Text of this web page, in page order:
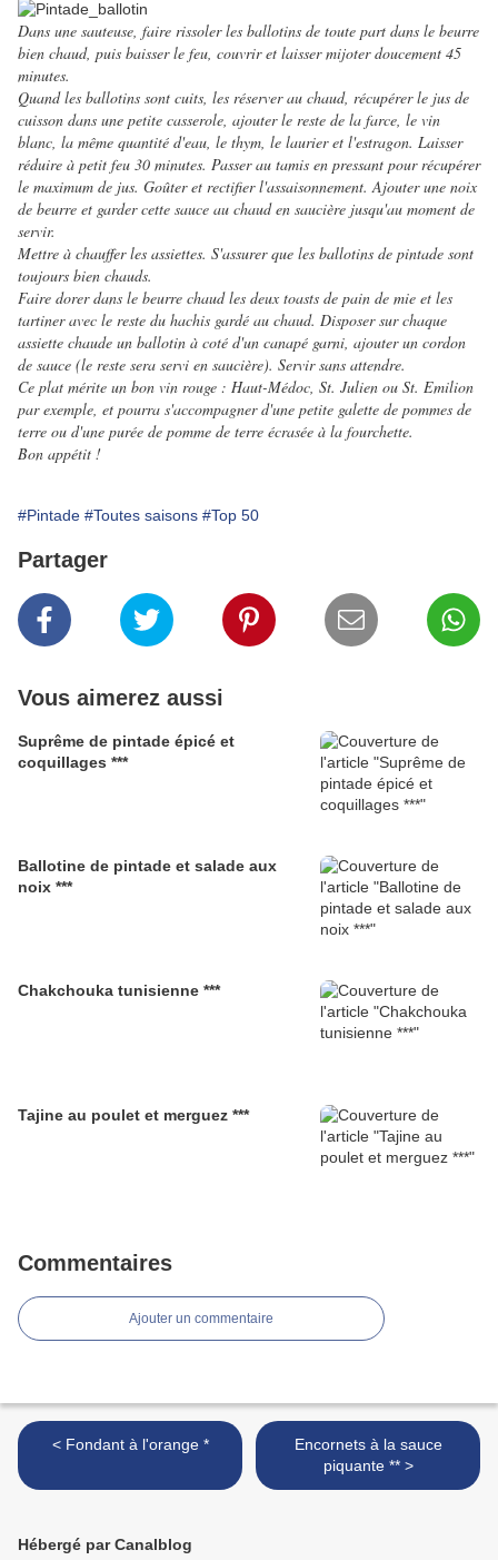
Dans une sauteuse, faire rissoler les ballotins de toute part dans le beurre
bien chaud, puis baisser le feu, couvrir et laisser mijoter doucement 45
minutes.
Quand les ballotins sont cuits, les réserver au chaud, récupérer le jus de
cuisson dans une petite casserole, ajouter le reste de la farce, le vin
blanc, la même quantité d'eau, le thym, le laurier et l'estragon. Laisser
réduire à petit feu 30 minutes. Passer au tamis en pressant pour récupérer
le maximum de jus. Goûter et rectifier l'assaisonnement. Ajouter une noix
de beurre et garder cette sauce au chaud en saucière jusqu'au moment de
servir.
Mettre à chauffer les assiettes. S'assurer que les ballotins de pintade sont
toujours bien chauds.
Faire dorer dans le beurre chaud les deux toasts de pain de mie et les
tartiner avec le reste du hachis gardé au chaud. Disposer sur chaque
assiette chaude un ballotin à coté d'un canapé garni, ajouter un cordon
de sauce (le reste sera servi en saucière). Servir sans attendre.
Ce plat mérite un bon vin rouge : Haut-Médoc, St. Julien ou St. Emilion
par exemple, et pourra s'accompagner d'une petite galette de pommes de
terre ou d'une purée de pomme de terre écrasée à la fourchette.
Bon appétit !
#Pintade #Toutes saisons #Top 50
Partager
Vous aimerez aussi
Suprême de pintade épicé et
coquillages ***
Ballotine de pintade et salade aux
noix ***
Chakchouka tunisienne ***
Tajine au poulet et merguez ***
Commentaires
Ajouter un commentaire
< Fondant à l'orange *
Encornets à la sauce
piquante ** >
Hébergé par Canalblog